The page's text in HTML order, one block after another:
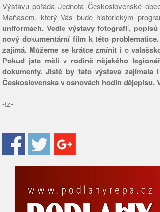
Výstavu pořádá Jednota Československé
Maňasem, který Vás bude historickým
uniformách. Vedle výstavy fotografií,
nový dokumentární film k této
zajímá. Můžeme se krátce zmínit i o
Pokud jste měli v rodině nějakého
dokumenty. Jistě by tato výstava
Československa v osnovách hodin dějepisu.
-tz-